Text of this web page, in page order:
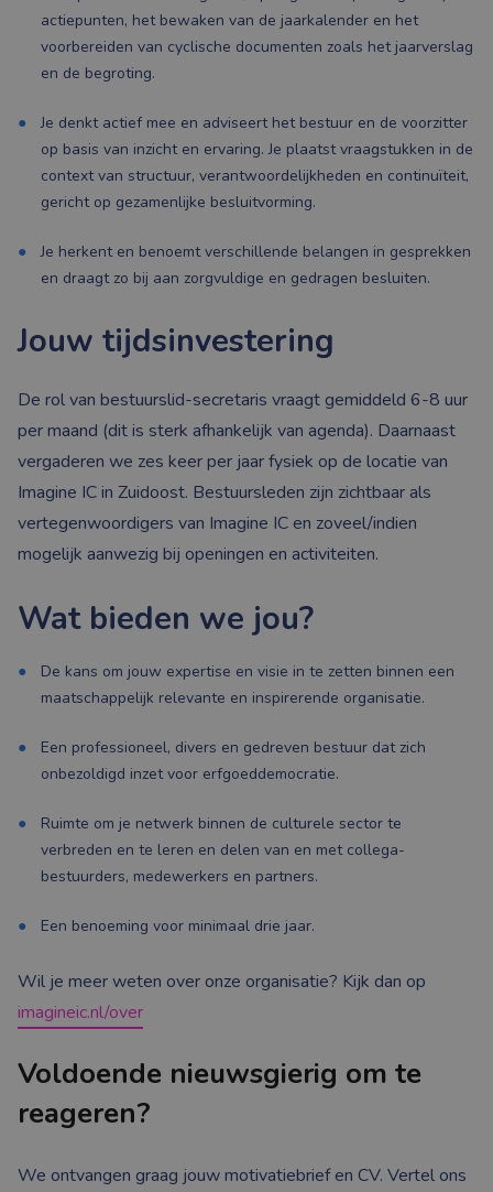
actiepunten, het bewaken van de jaarkalender en het
voorbereiden van cyclische documenten zoals het jaarverslag
en de begroting.
Je denkt actief mee en adviseert het bestuur en de voorzitter
op basis van inzicht en ervaring. Je plaatst vraagstukken in de
context van structuur, verantwoordelijkheden en continuïteit,
gericht op gezamenlijke besluitvorming.
Je herkent en benoemt verschillende belangen in gesprekken
en draagt zo bij aan zorgvuldige en gedragen besluiten.
Jouw tijdsinvestering
De rol van bestuurslid-secretaris vraagt gemiddeld 6-8 uur
per maand (dit is sterk afhankelijk van agenda). Daarnaast
vergaderen we zes keer per jaar fysiek op de locatie van
Imagine IC in Zuidoost. Bestuursleden zijn zichtbaar als
vertegenwoordigers van Imagine IC en zoveel/indien
mogelijk aanwezig bij openingen en activiteiten.
Wat bieden we jou?
De kans om jouw expertise en visie in te zetten binnen een
maatschappelijk relevante en inspirerende organisatie.
Een professioneel, divers en gedreven bestuur dat zich
onbezoldigd inzet voor erfgoeddemocratie.
Ruimte om je netwerk binnen de culturele sector te
verbreden en te leren en delen van en met collega-
bestuurders, medewerkers en partners.
Een benoeming voor minimaal drie jaar.
Wil je meer weten over onze organisatie? Kijk dan op
imagineic.nl/over
Voldoende nieuwsgierig om te
reageren?
We ontvangen graag jouw motivatiebrief en CV. Vertel ons